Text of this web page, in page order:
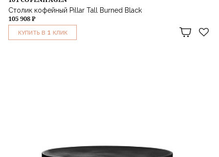
Столик кофейный Pillar Tall Burned Black
105 908 ₽
КУПИТЬ В 1 КЛИК